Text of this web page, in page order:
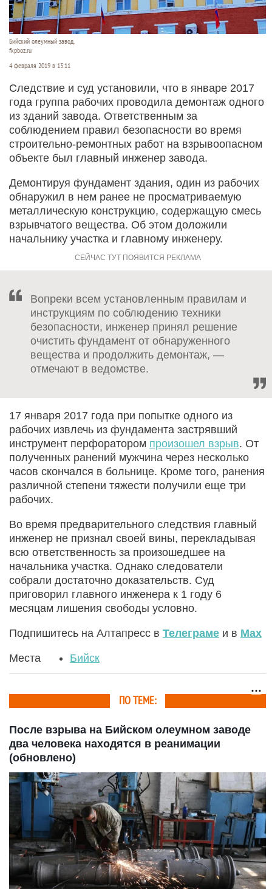
Бийский олеумный завод.
fkpboz.ru
4 февраля 2019 в 13:11
Следствие и суд установили, что в январе 2017
года группа рабочих проводила демонтаж одного
из зданий завода. Ответственным за
соблюдением правил безопасности во время
строительно-ремонтных работ на взрывоопасном
объекте был главный инженер завода.
Демонтируя фундамент здания, один из рабочих
обнаружил в нем ранее не просматриваемую
металлическую конструкцию, содержащую смесь
взрывчатого вещества. Об этом доложили
начальнику участка и главному инженеру.
Вопреки всем установленным правилам и
инструкциям по соблюдению техники
безопасности, инженер принял решение
очистить фундамент от обнаруженного
вещества и продолжить демонтаж, —
отмечают в ведомстве.
17 января 2017 года при попытке одного из
рабочих извлечь из фундамента застрявший
инструмент перфоратором произошел взрыв. От
полученных ранений мужчина через несколько
часов скончался в больнице. Кроме того, ранения
различной степени тяжести получили еще три
рабочих.
Во время предварительного следствия главный
инженер не признал своей вины, перекладывая
всю ответственность за произошедшее на
начальника участка. Однако следователи
собрали достаточно доказательств. Суд
приговорил главного инженера к 1 году 6
месяцам лишения свободы условно.
Подпишитесь на Алтапресс в Телеграме и в Max
Места Бийск
ПО ТЕМЕ:
После взрыва на Бийском олеумном заводе
два человека находятся в реанимации
(обновлено)